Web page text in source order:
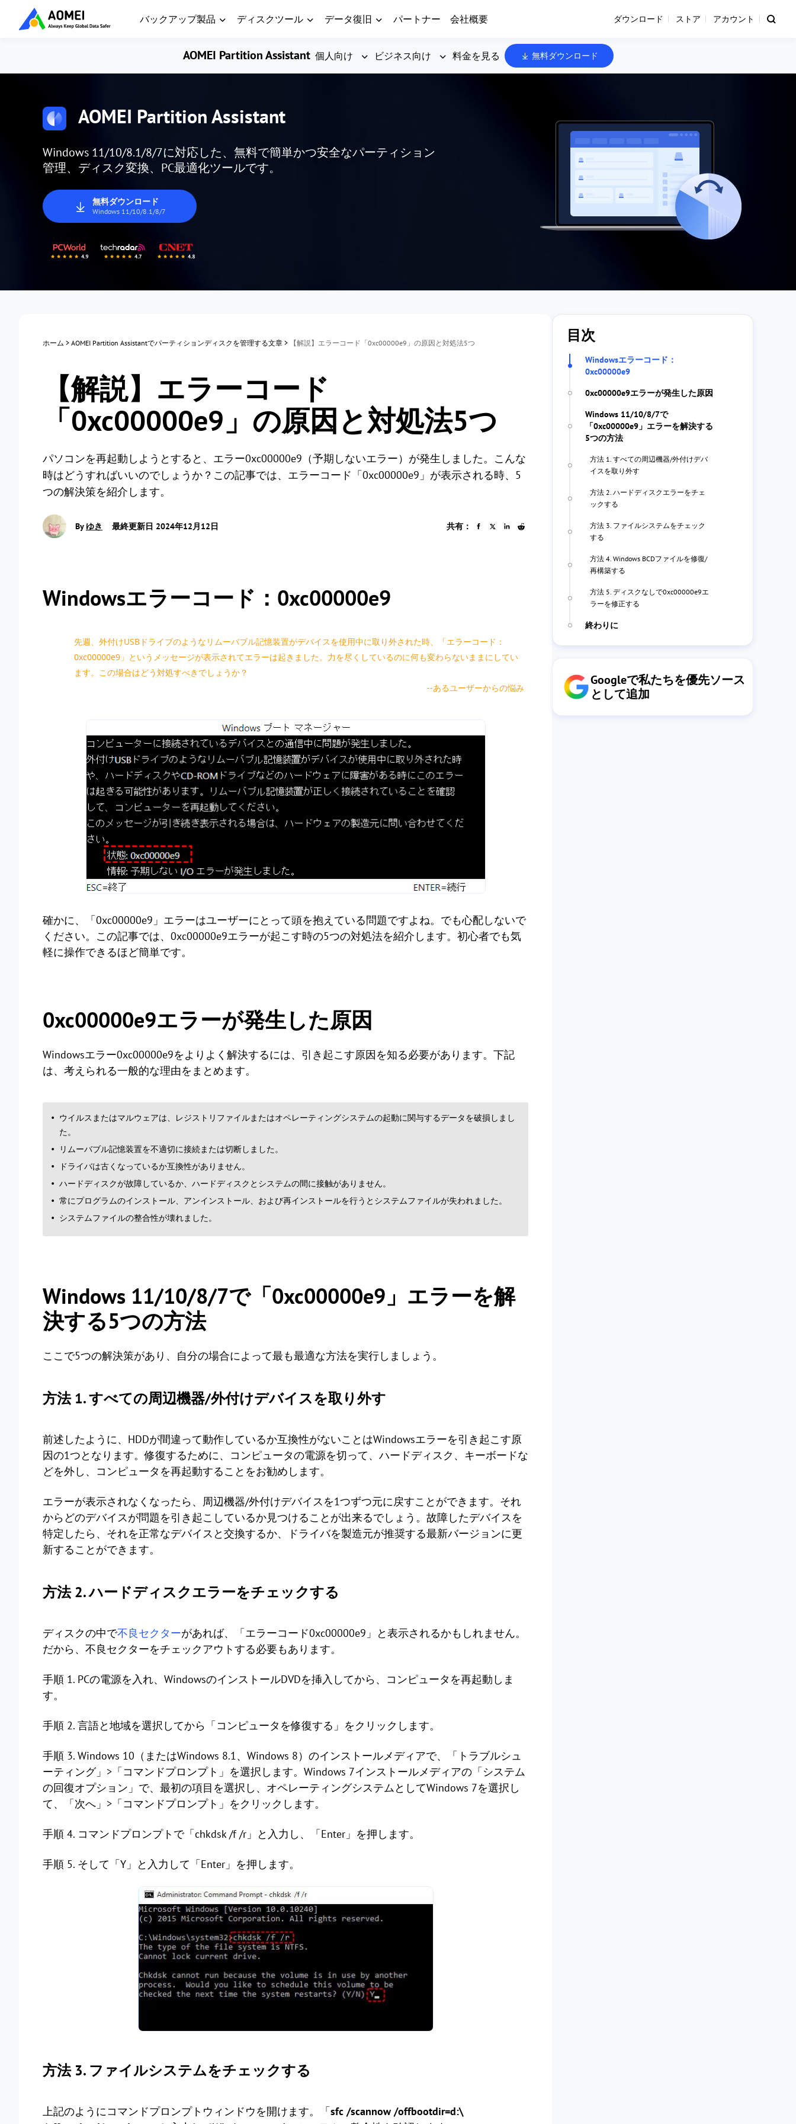
バックアップ製品 ディスクツール データ復旧 パートナー 会社概要 ダウンロード ストア アカウント
AOMEI Partition Assistant 個人向け ビジネス向け 料金を見る 無料ダウンロード
AOMEI Partition Assistant
Windows 11/10/8.1/8/7に対応した、無料で簡単かつ安全なパーティション
管理、ディスク変換、PC最適化ツールです。
無料ダウンロード
Windows 11/10/8.1/8/7
ホーム > AOMEI Partition Assistantでパーティションディスクを管理する文章 > 【解説】エラーコード「0xc00000e9」の原因と対処法5つ
【解説】エラーコード
「0xc00000e9」の原因と対処法5つ
パソコンを再起動しようとすると、エラー0xc00000e9（予期しないエラー）が発生しました。こんな
時はどうすればいいのでしょうか？この記事では、エラーコード「0xc00000e9」が表示される時、5
つの解決策を紹介します。
By ゆき 最終更新日 2024年12月12日 共有：
Windowsエラーコード：0xc00000e9
先週、外付けUSBドライブのようなリムーバブル記憶装置がデバイスを使用中に取り外された時、「エラーコード：
0xc00000e9」というメッセージが表示されてエラーは起きました。力を尽くしているのに何も変わらないままにしてい
ます。この場合はどう対処すべきでしょうか？
--あるユーザーからの悩み
確かに、「0xc00000e9」エラーはユーザーにとって頭を抱えている問題ですよね。でも心配しないで
ください。この記事では、0xc00000e9エラーが起こす時の5つの対処法を紹介します。初心者でも気
軽に操作できるほど簡単です。
0xc00000e9エラーが発生した原因
Windowsエラー0xc00000e9をよりよく解決するには、引き起こす原因を知る必要があります。下記
は、考えられる一般的な理由をまとめます。
ウイルスまたはマルウェアは、レジストリファイルまたはオペレーティングシステムの起動に関与するデータを破損しまし
た。
リムーバブル記憶装置を不適切に接続または切断しました。
ドライバは古くなっているか互換性がありません。
ハードディスクが故障しているか、ハードディスクとシステムの間に接触がありません。
常にプログラムのインストール、アンインストール、および再インストールを行うとシステムファイルが失われました。
システムファイルの整合性が壊れました。
Windows 11/10/8/7で「0xc00000e9」エラーを解
決する5つの方法
ここで5つの解決策があり、自分の場合によって最も最適な方法を実行しましょう。
方法 1. すべての周辺機器/外付けデバイスを取り外す
前述したように、HDDが間違って動作しているか互換性がないことはWindowsエラーを引き起こす原
因の1つとなります。修復するために、コンピュータの電源を切って、ハードディスク、キーボードな
どを外し、コンピュータを再起動することをお勧めします。
エラーが表示されなくなったら、周辺機器/外付けデバイスを1つずつ元に戻すことができます。それ
からどのデバイスが問題を引き起こしているか見つけることが出来るでしょう。故障したデバイスを
特定したら、それを正常なデバイスと交換するか、ドライバを製造元が推奨する最新バージョンに更
新することができます。
方法 2. ハードディスクエラーをチェックする
ディスクの中で不良セクターがあれば、「エラーコード0xc00000e9」と表示されるかもしれません。
だから、不良セクターをチェックアウトする必要もあります。
手順 1. PCの電源を入れ、WindowsのインストールDVDを挿入してから、コンピュータを再起動しま
す。
手順 2. 言語と地域を選択してから「コンピュータを修復する」をクリックします。
手順 3. Windows 10（またはWindows 8.1、Windows 8）のインストールメディアで、「トラブルシュ
ーティング」>「コマンドプロンプト」を選択します。Windows 7インストールメディアの「システム
の回復オプション」で、最初の項目を選択し、オペレーティングシステムとしてWindows 7を選択し
て、「次へ」>「コマンドプロンプト」をクリックします。
手順 4. コマンドプロンプトで「chkdsk /f /r」と入力し、「Enter」を押します。
手順 5. そして「Y」と入力して「Enter」を押します。
方法 3. ファイルシステムをチェックする
上記のようにコマンドプロンプトウィンドウを開けます。「sfc /scannow /offbootdir=d:\
目次
Windowsエラーコード：
0xc00000e9
0xc00000e9エラーが発生した原因
Windows 11/10/8/7で
「0xc00000e9」エラーを解決する
5つの方法
方法 1. すべての周辺機器/外付けデバ
イスを取り外す
方法 2. ハードディスクエラーをチェ
ックする
方法 3. ファイルシステムをチェック
する
方法 4. Windows BCDファイルを修復/
再構築する
方法 5. ディスクなしで0xc00000e9エ
ラーを修正する
終わりに
Googleで私たちを優先ソース
として追加